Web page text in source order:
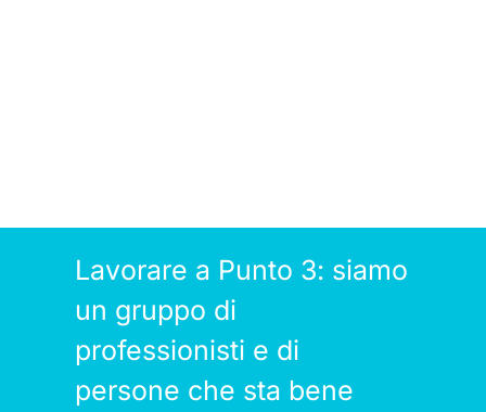
Lavorare a Punto 3: siamo
un gruppo di
professionisti e di
persone che sta bene